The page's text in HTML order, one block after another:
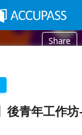
Share
後青年工作